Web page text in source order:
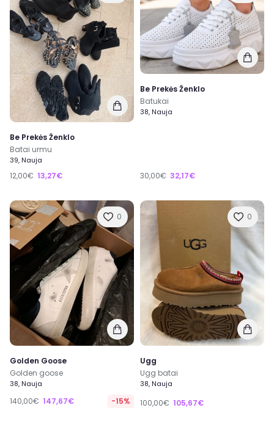
Be Prekės Ženklo
Batai urmu
39, Nauja
12,00€ 13,27€
Be Prekės Ženklo
Batukai
38, Nauja
30,00€ 32,17€
0
Golden Goose
Golden goose
38, Nauja
140,00€ 147,67€ -15%
0
Ugg
Ugg batai
38, Nauja
100,00€ 105,67€